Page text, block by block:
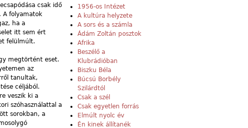
csak idő
A folyamatok
ha a
itt sem ért
felülmúlt.
megtörtént eset.
az
tanultak,
céljából.
veszik ki a
szóhasználattal a
sorokban, a
1956-os Intézet
A kultúra helyzete
A sors és a számla
Ádám Zoltán posztok
Afrika
Beszélő a
Klubrádióban
Biszku Béla
Búcsú Borbély
Szilárdtól
Csak a szél
Csak egyetlen forrás
Elmúlt nyolc év
Én kinek állítanék